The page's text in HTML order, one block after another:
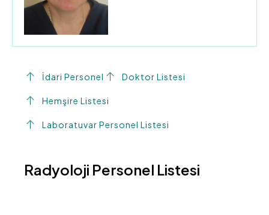
İdari Personel Doktor Listesi
Hemşire Listesi
Laboratuvar Personel Listesi
Radyoloji Personel Listesi